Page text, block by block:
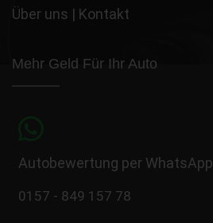
Über uns | Kontakt
Mehr Geld Für Ihr Auto
Autobewertung per WhatsApp
0157 - 849 157 78